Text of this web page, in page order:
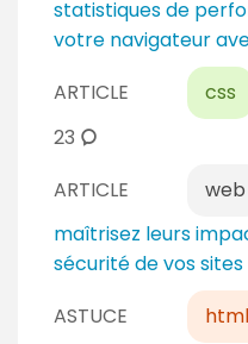
e
n
a
s
statistiques de
votre navigateur
ARTICLE css
23 c
m
m
e
t
ARTICLE web
maîtrisez leurs
sécurité de vos sites
ASTUCE html